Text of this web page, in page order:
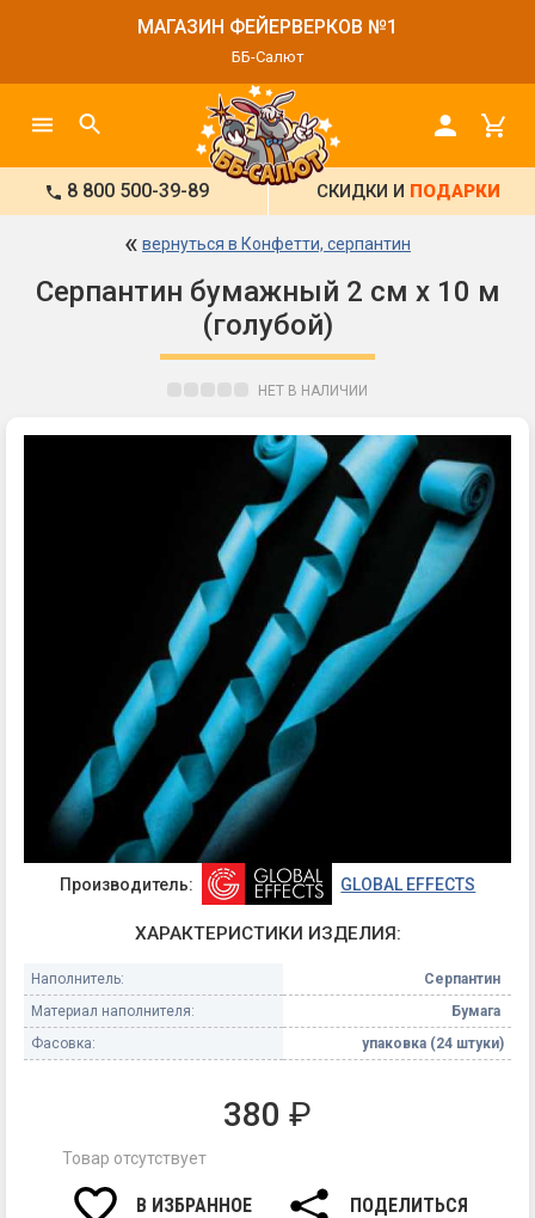
МАГАЗИН ФЕЙЕРВЕРКОВ №1
ББ-Салют
8 800 500-39-89 СКИДКИ И ПОДАРКИ
« вернуться в Конфетти, серпантин
Серпантин бумажный 2 см х 10 м
(голубой)
НЕТ В НАЛИЧИИ
Производитель: GLOBAL EFFECTS
ХАРАКТЕРИСТИКИ ИЗДЕЛИЯ:
Наполнитель:
Серпантин
Материал наполнителя:
Бумага
Фасовка:
упаковка (24 штуки)
380 ₽
Товар отсутствует
В ИЗБРАННОЕ ПОДЕЛИТЬСЯ